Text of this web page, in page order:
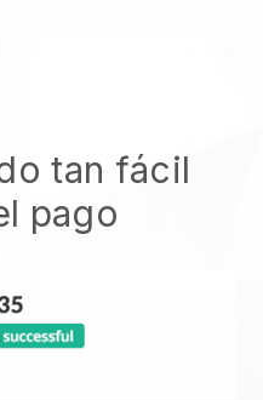
tan fácil
pago